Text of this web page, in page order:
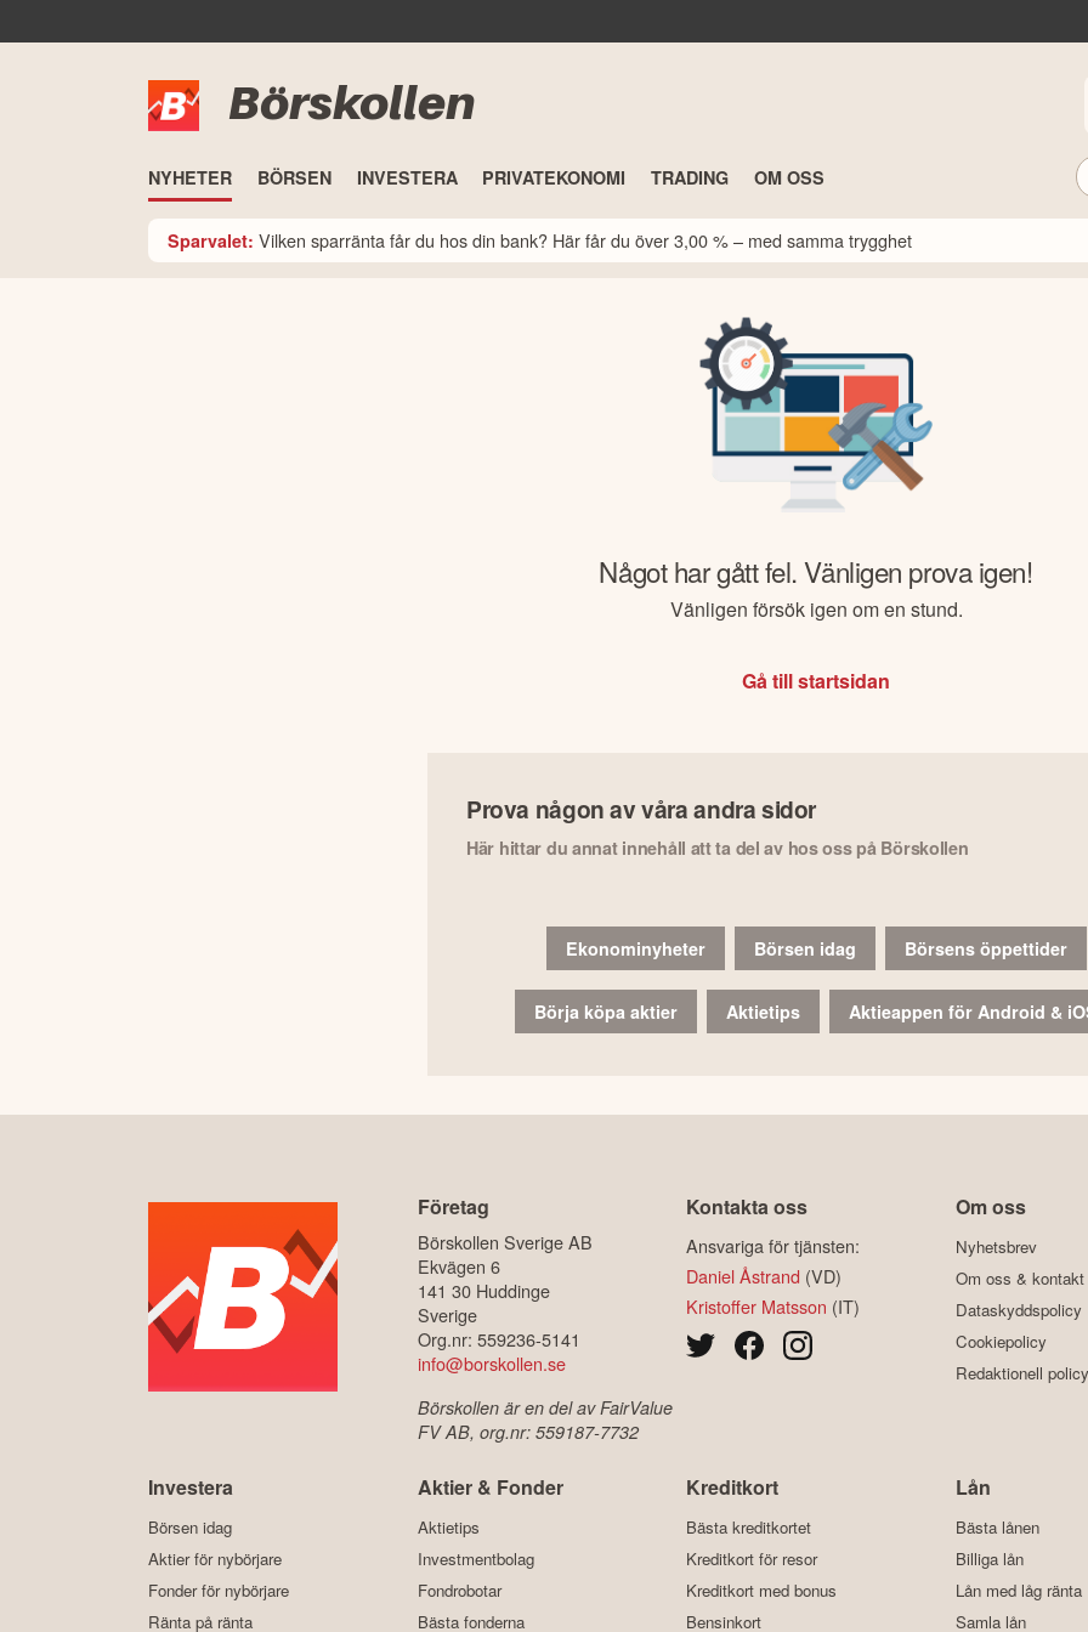
Börskollen
NYHETER BÖRSEN INVESTERA PRIVATEKONOMI TRADING OM OSS
Sparvalet: Vilken sparränta får du hos din bank? Här får du över 3,00 % – med samma trygghet
Något har gått fel. Vänligen prova igen!
Vänligen försök igen om en stund.
Gå till startsidan
Prova någon av våra andra sidor
Här hittar du annat innehåll att ta del av hos oss på Börskollen
Ekonominyheter Börsen idag Börsens öppettider
Börja köpa aktier Aktietips Aktieappen för Android &
Företag
Börskollen Sverige AB
Ekvägen 6
141 30 Huddinge
Sverige
Org.nr: 559236-5141
info@borskollen.se
Börskollen är en del av FairValue
FV AB, org.nr: 559187-7732
Kontakta oss
Ansvariga för tjänsten:
Daniel Åstrand (VD)
Kristoffer Matsson (IT)
Om oss
Nyhetsbrev
Om oss & kontakt
Dataskyddspolicy
Cookiepolicy
Redaktionell policy
Investera
Börsen idag
Aktier för nybörjare
Fonder för nybörjare
Ränta på ränta
Aktier & Fonder
Aktietips
Investmentbolag
Fondrobotar
Bästa fonderna
Kreditkort
Bästa kreditkortet
Kreditkort för resor
Kreditkort med bonus
Bensinkort
Lån
Bästa lånen
Billiga lån
Lån med låg ränta
Samla lån